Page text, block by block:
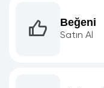
Beğeni
Satın Al